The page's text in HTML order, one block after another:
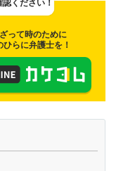
ください！
って時のために
ひらに弁護士を！